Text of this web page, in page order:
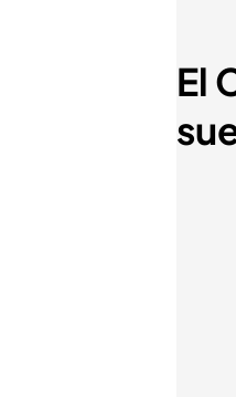
El